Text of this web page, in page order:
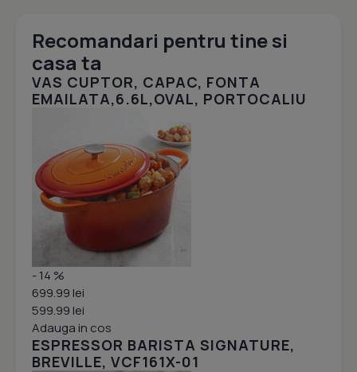
Recomandari pentru tine si
casa ta
VAS CUPTOR, CAPAC, FONTA
EMAILATA,6.6L,OVAL, PORTOCALIU
- 14 %
699.99 lei
599.99 lei
Adauga in cos
ESPRESSOR BARISTA SIGNATURE,
BREVILLE, VCF161X-01